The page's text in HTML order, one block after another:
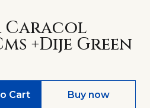
Caracol
+Dije Green
Cart Buy now